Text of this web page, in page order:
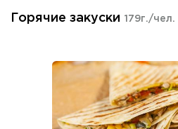
Горячие закуски 179г./чел.